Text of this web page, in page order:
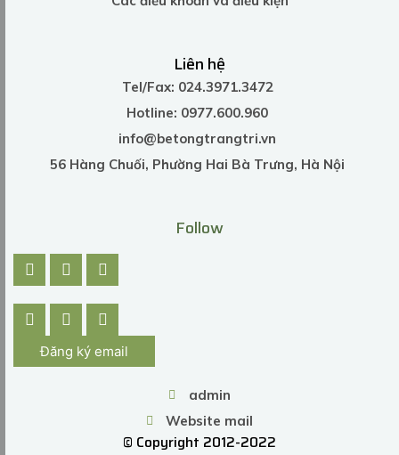
Liên hệ
Tel/Fax: 024.3971.3472
Hotline: 0977.600.960
info@betongtrangtri.vn
56 Hàng Chuối, Phường Hai Bà Trưng, Hà Nội
Follow
Đăng ký email
admin
Website mail
© Copyright 2012-2022